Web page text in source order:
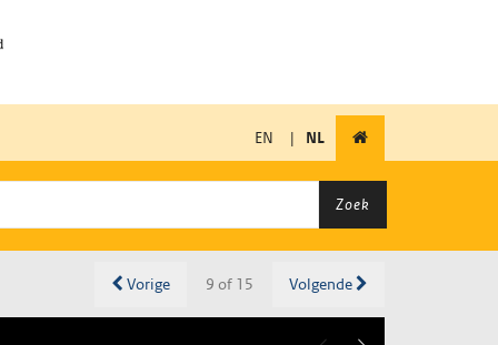
EN | NL
Zoek
Vorige 9 of 15 Volgende